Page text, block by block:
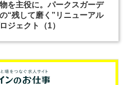
を主役に。パークスガーデ
“残して磨く”リニューアル
ジェクト（1）